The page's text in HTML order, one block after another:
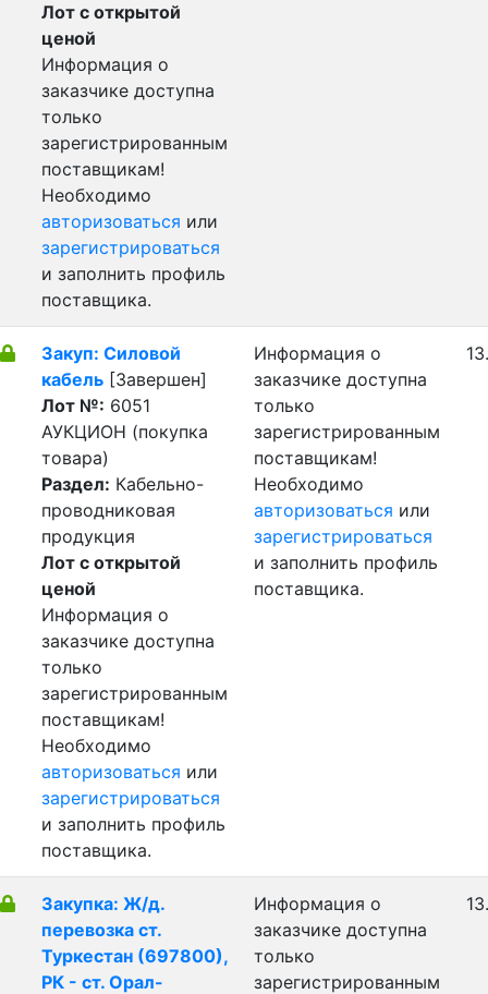
Лот с открытой
ценой
Информация о
заказчике доступна
только
зарегистрированным
поставщикам!
Необходимо
авторизоваться или
зарегистрироваться
и заполнить профиль
поставщика.
Закуп: Силовой
кабель [Завершен]
Лот №: 6051
АУКЦИОН (покупка
товара)
Раздел: Кабельно-
проводниковая
продукция
Лот с открытой
ценой
Информация о
заказчике доступна
только
зарегистрированным
поставщикам!
Необходимо
авторизоваться или
зарегистрироваться
и заполнить профиль
поставщика.
Информация о
заказчике доступна
только
зарегистрированным
поставщикам!
Необходимо
авторизоваться или
зарегистрироваться
и заполнить профиль
поставщика.
Закупка: Ж/д.
перевозка ст.
Туркестан (697800),
РК - ст. Орал-
Информация о
заказчике доступна
только
зарегистрированным